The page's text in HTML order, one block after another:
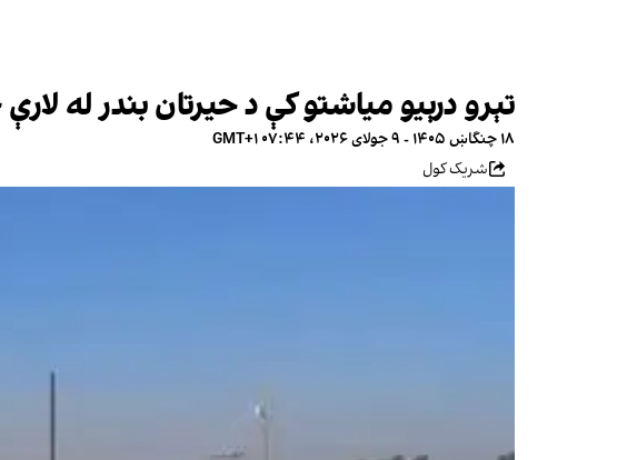
تېرو درېیو میاشتو کې د حیرتان بندر له لارې ۶۶زره ټُنه کورني تولیدات بهر ته صادر شوي
۱۸ چنگاښ ۱۴۰۵ - ۹ جولای ۲۰۲۶، ۰۷:۴۴ GMT+۱
شریک کول